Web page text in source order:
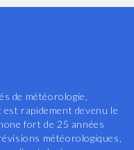
de météorologie,
est rapidement devenu le
fort de 25 années
météorologiques,